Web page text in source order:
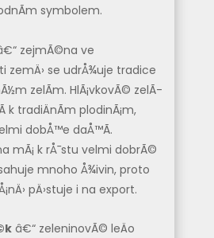
symbolem.
zejmÃ©na ve
zemÄ› se udrÅ¾uje tradice
zelÃ­m. HlÃ¡vkovÃ© zelÃ­
k tradiÄnÃ­m plodinÃ¡m,
dobÅ™e daÅ™Ã­.
mÃ¡ k rÅ¯stu velmi dobrÃ©
mnoho Å¾ivin, proto
pÄ›stuje i na export.
â€“ zeleninovÃ© leÄo